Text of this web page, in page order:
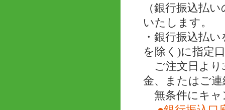
（銀行振込払
いたします。
・銀行振込払
を除く)に指定
ご注文日より
金、またはご
無条件にキャ